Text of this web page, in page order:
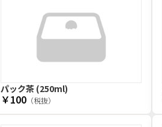
パック茶 (250ml)
￥100 （税抜）